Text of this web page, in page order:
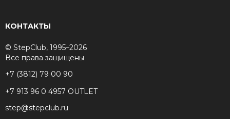
КОНТАКТЫ
© StepClub, 1995–2026
Все права защищены
+7 (3812) 79 00 90
+7 913 96 0 4957 OUTLET
step@stepclub.ru